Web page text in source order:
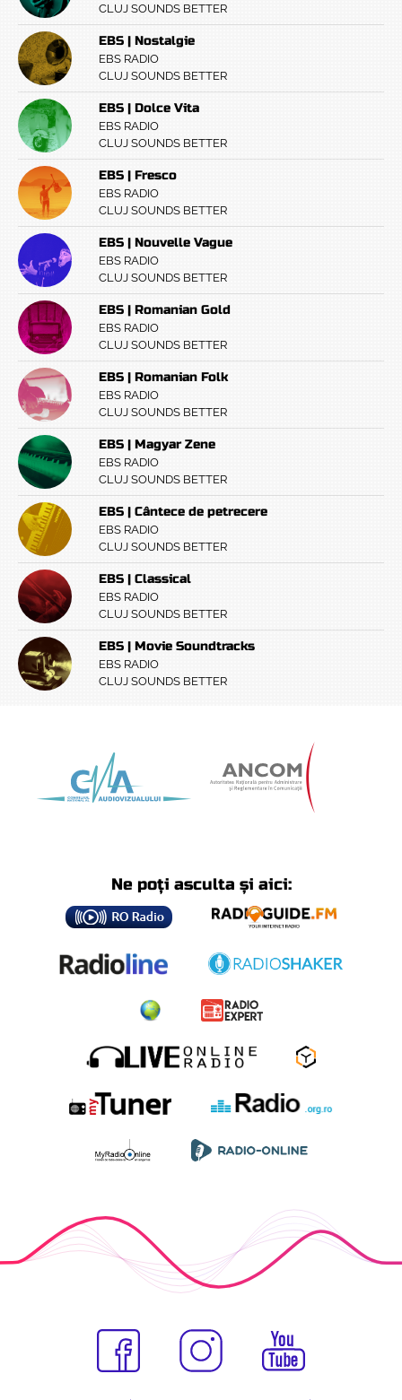
CLUJ SOUNDS BETTER
EBS | Nostalgie
EBS RADIO
CLUJ SOUNDS BETTER
EBS | Dolce Vita
EBS RADIO
CLUJ SOUNDS BETTER
EBS | Fresco
EBS RADIO
CLUJ SOUNDS BETTER
EBS | Nouvelle Vague
EBS RADIO
CLUJ SOUNDS BETTER
EBS | Romanian Gold
EBS RADIO
CLUJ SOUNDS BETTER
EBS | Romanian Folk
EBS RADIO
CLUJ SOUNDS BETTER
EBS | Magyar Zene
EBS RADIO
CLUJ SOUNDS BETTER
EBS | Cântece de petrecere
EBS RADIO
CLUJ SOUNDS BETTER
EBS | Classical
EBS RADIO
CLUJ SOUNDS BETTER
EBS | Movie Soundtracks
EBS RADIO
CLUJ SOUNDS BETTER
Ne poți asculta și aici: